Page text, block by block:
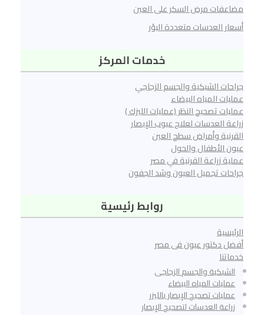
مضاعفات مرض السكر على العين
أسعار العدسات متعددة البؤر
خدمات المركز
جراحات الشبكية والجسم الزجاجي
عمليات المياه البيضاء
عمليات تصحيح النظر (عمليات الليزك )
زراعة العدسات لعلاج عيوب الإبصار
القرنية وأمراض سطح العين
عيون الأطفال والحول
عملية زراعة القرنية في مصر
جراحات تجميل العيون وشد الجفون
روابط رئيسية
الرئيسية
أفضل دكتور عيون فى مصر
خدماتنا
الشبكية والجسم الزجاجى
عمليات المياه البيضاء
عمليات تصحيح الإبصار بالليزر
زراعة العدسات لتصحيح الإبصار